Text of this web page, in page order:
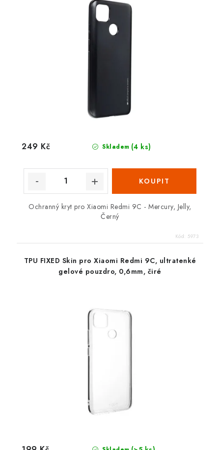
Skladem (4 ks)
249 Kč
Ochranný kryt pro Xiaomi Redmi 9C - Mercury, Jelly,
Černý
Kód: 5973
TPU FIXED Skin pro Xiaomi Redmi 9C, ultratenké
gelové pouzdro, 0,6mm, čiré